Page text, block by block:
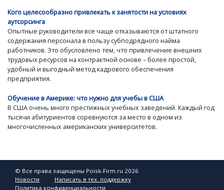
Кого целесообразно привлекать к занятости на условиях
аутсорсинга
Опытные руководители все чаще отказываются от штатного
содержания персонала в пользу субподрядного найма
работников. Это обусловлено тем, что привлечение внешних
трудовых ресурсов на контрактной основе – более простой,
удобный и выгодный метод кадрового обеспечения
предприятия.
Обучение в Америке: что нужно для учебы в США
В США очень много престижных учебных заведений. Каждый год
тысячи абитуриентов соревнуются за место в одном из
многочисленных американских университетов.
© Все права защищены Poisk-Firm.ru 2026
Новости
Написать в тех. поддержку
Политика конфиденциальности